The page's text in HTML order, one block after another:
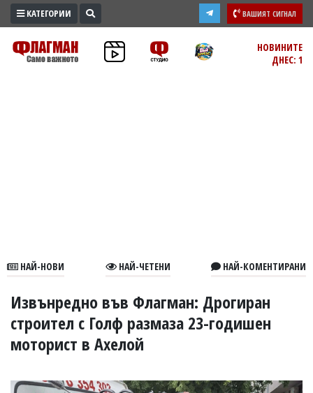
ПРОМО
ЗОНА
В
УКРАЙНА
СПОРТ
РАЗСЛЕДВАНЕ
БИЗНЕС
КАТЕГОРИИ ВАШИЯТ СИГНАЛ
НОВИНИТЕ
ДНЕС: 1
НАЙ-НОВИ НАЙ-ЧЕТЕНИ НАЙ-КОМЕНТИРАНИ
Извънредно във Флагман: Дрогиран
строител с Голф размаза 23-годишен
моторист в Ахелой